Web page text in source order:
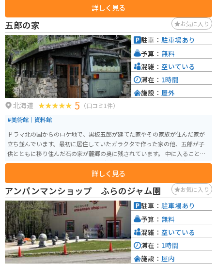
なると逆光になるので、すっきりとした写真を撮るなら午前中がオススメで
す。
詳しく見る
五郎の家 お気に入り
北海道 5 （口コミ1件）
#美術館｜資料館
ドラマ北の国からのロケ地で、黒板五郎が建てた家やその家族が住んだ家が
立ち並んでいます。最初に居住していたガラクタで作った家の他、五郎が子
供とともに移り住んだ石の家が麓郷の奥に残されています。 中に入ることも
可能で、汚さないようにスリッパなどが置かれており、履き替えて中を探索
できます。昭和時代の茶箪笥やテレビ、石炭ストーブなど、懐かしい家具もそ
のままに展示されていて今の便利な生活からかけ離れた昔の時代にタイムス
リップした気分になる場所です。
詳しく見る
駐車： 駐車場あり
予算： 無料
混雑： 空いている
滞在： 1時間
施設： 屋外
アンパンマンショップ ふらのジャム園 お気に入り
駐車： 駐車場あり
予算： 無料
混雑： 空いている
滞在： 1時間
施設： 屋内